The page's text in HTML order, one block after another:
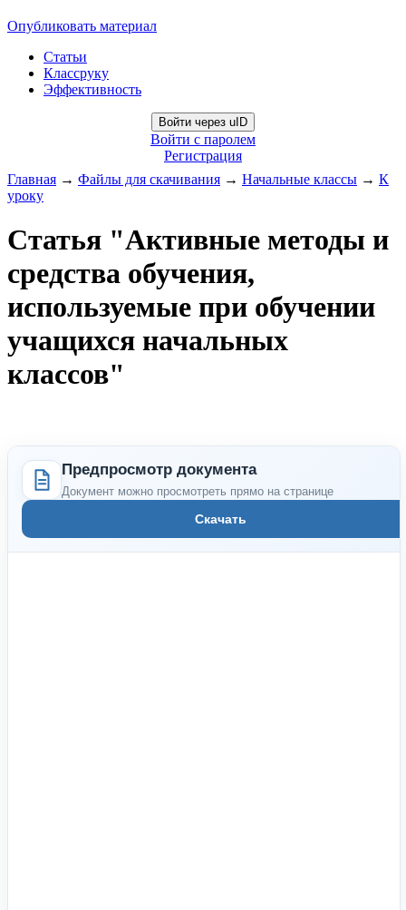
Опубликовать материал
Статьи
Классруку
Эффективность
Войти через uID
Войти с паролем
Регистрация
Главная → Файлы для скачивания → Начальные классы → К
уроку
Статья "Активные методы и
средства обучения,
используемые при обучении
учащихся начальных
классов"
Предпросмотр документа
Документ можно просмотреть прямо на странице
Скачать